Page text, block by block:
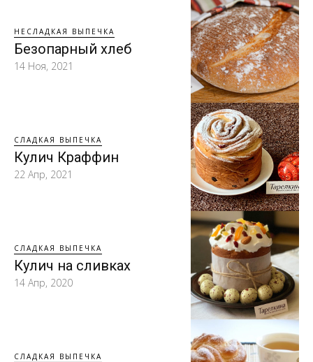
НЕСЛАДКАЯ ВЫПЕЧКА
Безопарный хлеб
14 Ноя, 2021
СЛАДКАЯ ВЫПЕЧКА
Кулич Краффин
22 Апр, 2021
СЛАДКАЯ ВЫПЕЧКА
Кулич на сливках
14 Апр, 2020
СЛАДКАЯ ВЫПЕЧКА